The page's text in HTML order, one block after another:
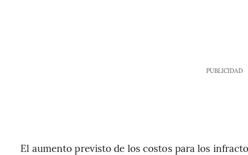
PUBLICIDAD
El aumento previsto de los costos para los